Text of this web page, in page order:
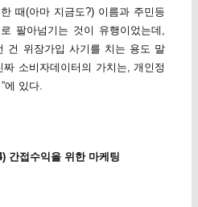
때(아마 지금도?) 이름과 주민등
팔아넘기는 것이 유행이었는데,
건 위장가입 사기를 치는 용도 말
소비자데이터의 가치는, 개인정
에 있다.
간접수익을 위한 마케팅